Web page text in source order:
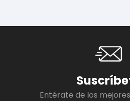
Entérate de los